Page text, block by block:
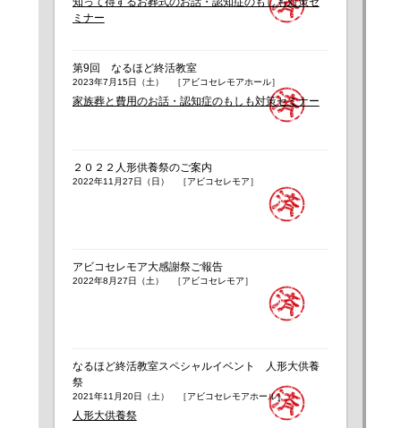
ミナー
第9回 なるほど終活教室
2023年7月15日（土） ［アビコセレモアホール］
家族葬と費用のお話・認知症のもしも対策セミナー
２０２２人形供養祭のご案内
2022年11月27日（日） ［アビコセレモア］
アビコセレモア大感謝祭ご報告
2022年8月27日（土） ［アビコセレモア］
なるほど終活教室スペシャルイベント 人形大供養
祭
2021年11月20日（土） ［アビコセレモアホール］
人形大供養祭